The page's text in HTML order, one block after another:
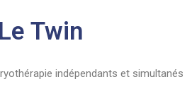
Le Twin
indépendants et simultanés